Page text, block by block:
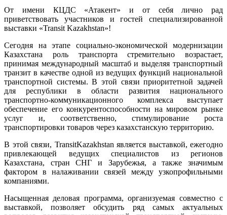
От имени КЦДС «Атакент» и от себя лично рад
приветствовать участников и гостей специализированной
выставки «Transit Kazakhstan»!
Сегодня на этапе социально-экономической модернизации
Казахстана роль транспорта стремительно возрастает,
принимая международный масштаб и выделяя транспортный
транзит в качестве одной из ведущих функций национальной
транспортной системы. В этой связи приоритетной задачей
для республики в области развития национального
транспортно-коммуникационного комплекса выступает
обеспечение его конкурентоспособности на мировом рынке
услуг и, соответственно, стимулирование роста
транспортировки товаров через казахстанскую территорию.
В этой связи, TransitKazakhstan является выставкой, ежегодно
привлекающей ведущих специалистов из регионов
Казахстана, стран СНГ и Зарубежья, а также значимым
фактором в налаживании связей между узкопрофильными
компаниями.
Насыщенная деловая программа, организуемая совместно с
выставкой, позволяет обсудить ряд самых актуальных